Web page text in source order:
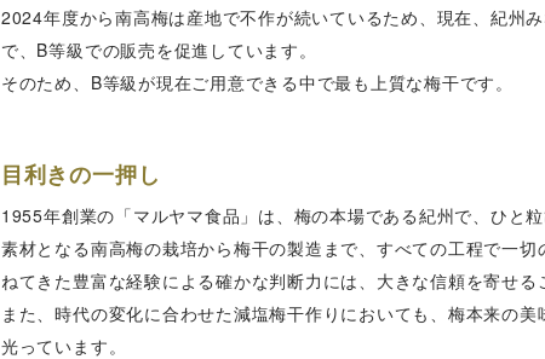
2024年度から南高梅は産地で不作が続いているため、現在、紀州
で、B等級での販売を促進しています。
そのため、B等級が現在ご用意できる中で最も上質な梅干です。
目利きの一押し
1955年創業の「マルヤマ食品」は、梅の本場である紀州で、ひと
素材となる南高梅の栽培から梅干の製造まで、すべての工程で一
ねてきた豊富な経験による確かな判断力には、大きな信頼を寄せる
また、時代の変化に合わせた減塩梅干作りにおいても、梅本来の
光っています。